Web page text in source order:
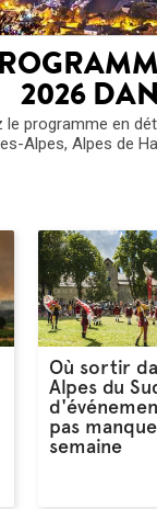
2026
le programme en
Alpes, Alpes de
Où sortir
Alpes du
pas
semaine